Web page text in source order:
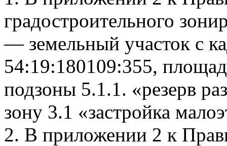
градостроительного
— земельный участок с
54:19:180109:355,
подзоны 5.1.1. «резерв
зону 3.1 «застройка
2. В приложении 2 к